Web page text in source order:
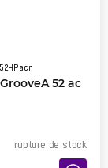
52 ac
rupture de stock